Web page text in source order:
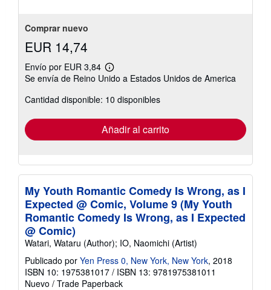
Comprar nuevo
EUR 14,74
Envío por EUR 3,84
Más
información
las
tarifas
envío
Se envía de Reino Unido a Estados Unidos de America
Cantidad disponible: 10 disponibles
Añadir al carrito
My Youth Romantic Comedy Is Wrong, as I
Expected @ Comic, Volume 9 (My Youth
Romantic Comedy Is Wrong, as I Expected
@ Comic)
Watari, Wataru (Author); IO, Naomichi (Artist)
Publicado por Yen Press 0, New York, New York, 2018
ISBN 10: 1975381017 / ISBN 13: 9781975381011
Nuevo / Trade Paperback